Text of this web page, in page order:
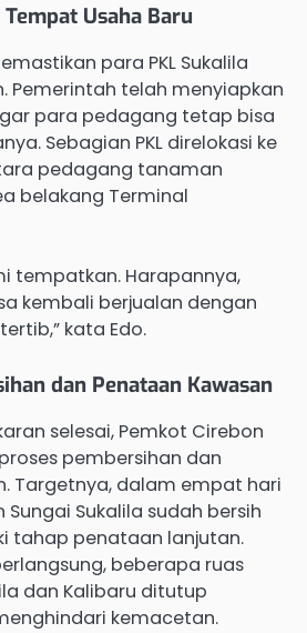
Usaha Baru
para PKL Sukalila
Pemerintah telah menyiapkan
para pedagang tetap bisa
Sebagian PKL direlokasi ke
pedagang tanaman
belakang Terminal
tempatkan. Harapannya,
kembali berjualan dengan
kata Edo.
dan Penataan Kawasan
selesai, Pemkot Cirebon
pembersihan dan
Targetnya, dalam empat hari
Sukalila sudah bersih
tahap penataan lanjutan.
beberapa ruas
dan Kalibaru ditutup
kemacetan.